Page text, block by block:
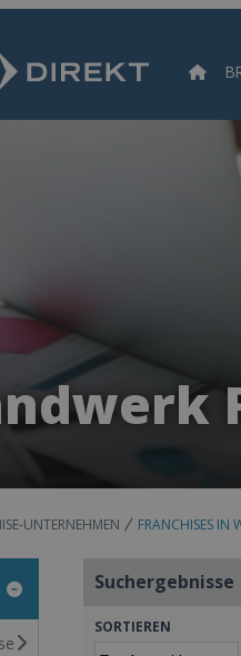
UNTERNEHMEN FRANCHISES IN
Suchergebnisse
SORTIEREN